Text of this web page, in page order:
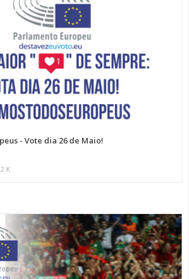
- Vote dia 26 de Maio!
K